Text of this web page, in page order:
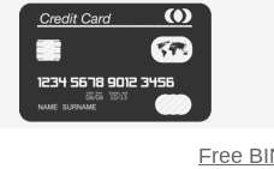
Free